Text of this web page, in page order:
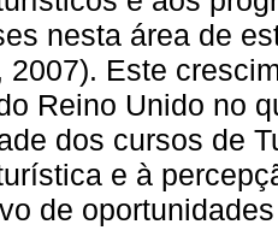
nesta área de
2007). Este
Reino Unido no
dos cursos de
e à
de